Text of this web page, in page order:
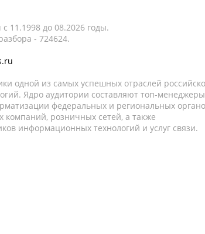
11.1998 до 08.2026 годы.
- 724624.
одной из самых успешных отраслей
Ядро аудитории составляют топ-
федеральных и региональных
компаний, розничных сетей, а также
информационных технологий и услуг связи.